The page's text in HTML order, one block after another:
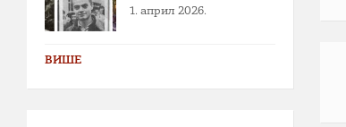
1. април 2026.
ВИШЕ